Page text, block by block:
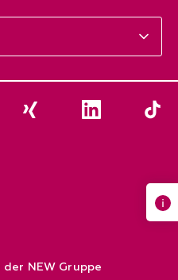
Aktuelles & Kontakt
Xing LinkedIn Die
NEW Gruppe